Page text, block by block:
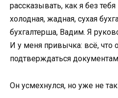
рассказывать, как я без
холодная, жадная, сухая
бухгалтерша, Вадим. Я
И у меня привычка: всё, что
подтверждаться
Он усмехнулся, но уже не